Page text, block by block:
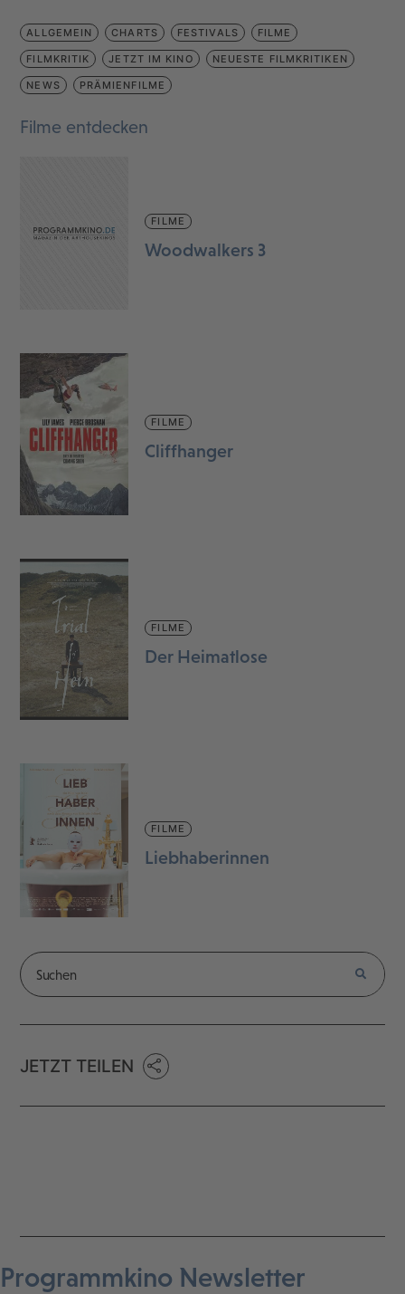
ALLGEMEIN CHARTS FESTIVALS FILME
FILMKRITIK JETZT IM KINO NEUESTE FILMKRITIKEN
NEWS PRÄMIENFILME
Filme entdecken
FILME
Woodwalkers 3
FILME
Cliffhanger
FILME
Der Heimatlose
FILME
Liebhaberinnen
JETZT TEILEN
Programmkino Newsletter